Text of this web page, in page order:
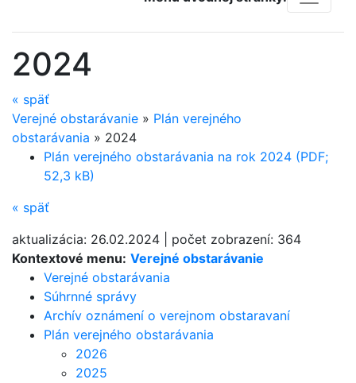
Kontextové menu: Verejné obstarávanie
Verejné obstarávania
Súhrnné správy
Archív oznámení o verejnom obstaravaní
Plán verejného obstarávania
2026
2025
2024
« späť
Verejné obstarávanie » Plán verejného
obstarávania » 2024
Plán verejného obstarávania na rok 2024 (PDF;
52,3 kB)
« späť
aktualizácia: 26.02.2024 počet zobrazení: 364